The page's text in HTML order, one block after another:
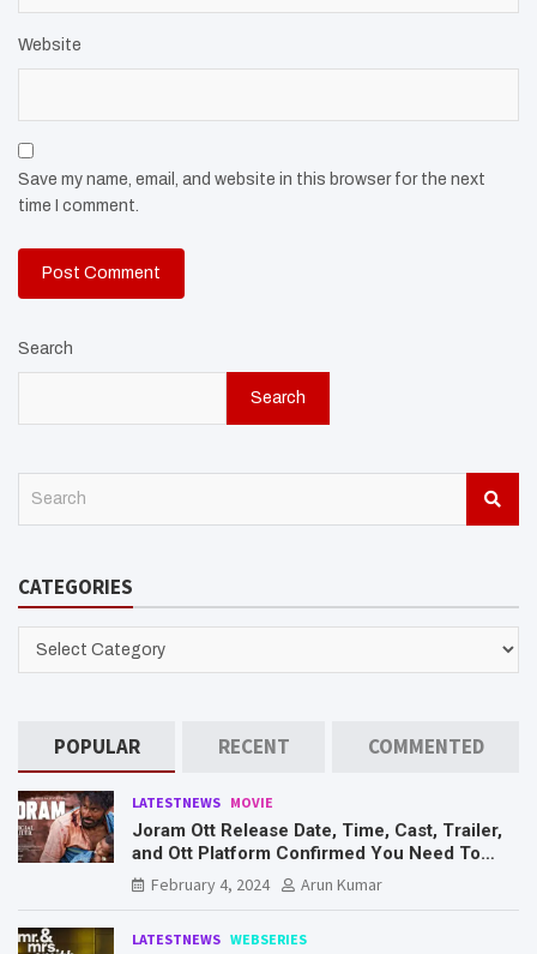
Website
Save my name, email, and website in this browser for the next
time I comment.
Search
Search
c
CATEGORIES
POPULAR RECENT COMMENTED
LATESTNEWS MOVIE
Joram Ott Release Date, Time, Cast, Trailer,
and Ott Platform Confirmed You Need To
Know Here
February 4, 2024 Arun Kumar
LATESTNEWS WEBSERIES